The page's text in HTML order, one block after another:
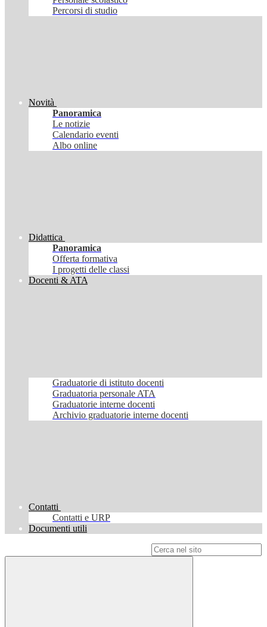
Percorsi di studio
Novità
Panoramica
Le notizie
Calendario eventi
Albo online
Didattica
Panoramica
Offerta formativa
I progetti delle classi
Docenti & ATA
Graduatorie di istituto docenti
Graduatoria personale ATA
Graduatorie interne docenti
Archivio graduatorie interne docenti
Contatti
Contatti e URP
Documenti utili